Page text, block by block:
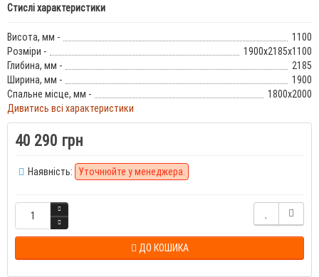
Стислі характеристики
Висота, мм -
1100
Розміри -
1900x2185x1100
Глибина, мм -
2185
Ширина, мм -
1900
Спальне місце, мм -
1800x2000
Дивитись всі характеристики
40 290 грн
Наявність: Уточнюйте у менеджера.
ДО КОШИКА